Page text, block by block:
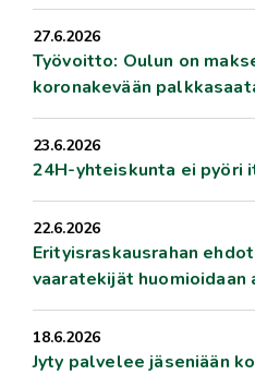
27.6.2026
Työvoitto: Oulun on
koronakevään
23.6.2026
24H-yhteiskunta ei pyöri
22.6.2026
Erityisraskausrahan
vaaratekijät huomioidaan
18.6.2026
Jyty palvelee jäseniään